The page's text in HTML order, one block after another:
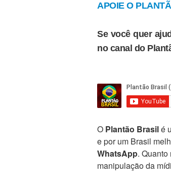
APOIE O
Se você quer
no canal do
O Plantão Brasilé
e por um Brasil
WhatsApp.
manipulação da